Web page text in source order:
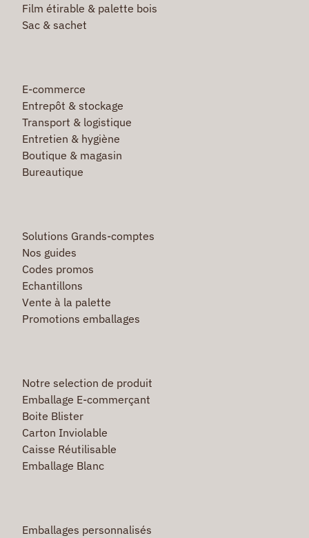
Film étirable & palette bois
Sac & sachet
E-commerce
Entrepôt & stockage
Transport & logistique
Entretien & hygiène
Boutique & magasin
Bureautique
Solutions Grands-comptes
Nos guides
Codes promos
Echantillons
Vente à la palette
Promotions emballages
Notre selection de produit
Emballage E-commerçant
Boite Blister
Carton Inviolable
Caisse Réutilisable
Emballage Blanc
Emballages personnalisés